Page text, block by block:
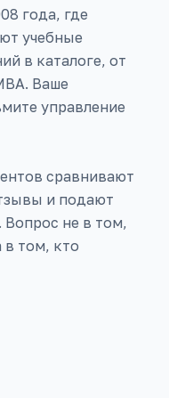
года, где
учебные
в каталоге, от
Ваше
управление
сравнивают
и подают
Вопрос не в том,
в том, кто